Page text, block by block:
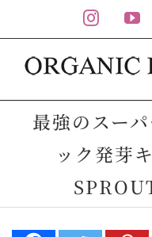
to
content
最強のスー
ック発芽